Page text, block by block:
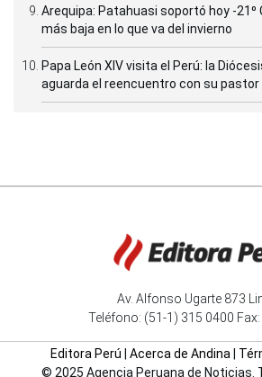
Arequipa: Patahuasi soportó hoy -21⁰
más baja en lo que va del invierno
Papa León XIV visita el Perú: la
aguarda el reencuentro con su pastor
Av. Alfonso Ugarte 873
Teléfono: (51-1) 315 0400
Editora Perú Acerca de Andina
© 2025 Agencia Peruana de Noticias.